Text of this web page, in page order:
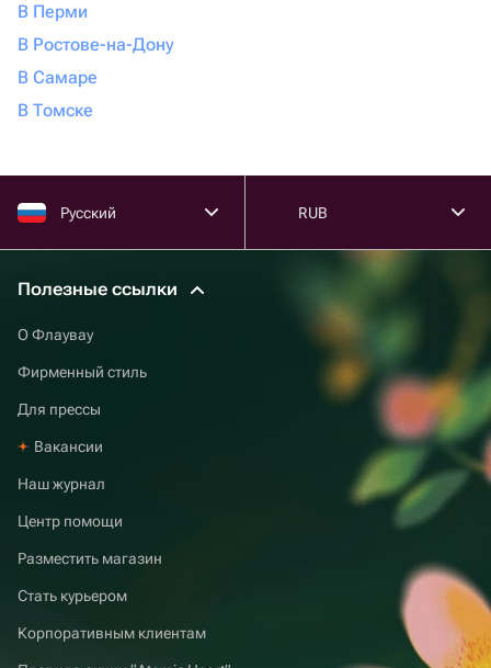
В Перми
В Ростове-на-Дону
В Самаре
В Томске
Русский RUB
Полезные ссылки
О Флаувау
Фирменный стиль
Для прессы
Вакансии
Наш журнал
Центр помощи
Разместить магазин
Стать курьером
Корпоративным клиентам